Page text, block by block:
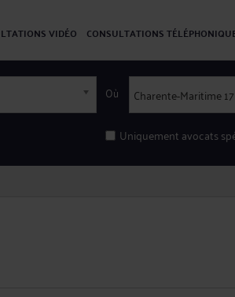
VIDÉO CONSULTATIONS
Où
Uniquement avocats